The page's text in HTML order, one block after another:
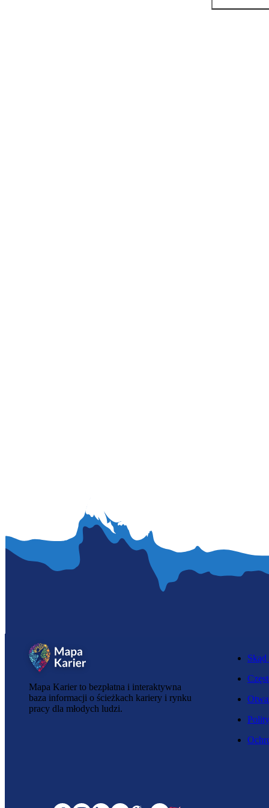
Mapa Karier to bezpłatna i interaktywna
baza informacji o ścieżkach kariery i rynku
pracy dla młodych ludzi.